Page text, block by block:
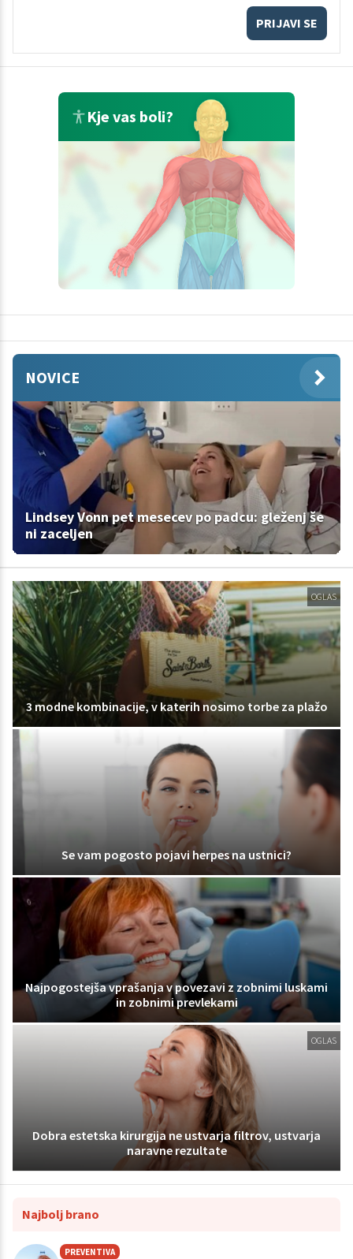
PRIJAVI SE
Kje vas boli?
NOVICE
Lindsey Vonn pet mesecev po padcu: gleženj še
ni zaceljen
OGLAS
3 modne kombinacije, v katerih nosimo torbe za plažo
Se vam pogosto pojavi herpes na ustnici?
Najpogostejša vprašanja v povezavi z zobnimi luskami
in zobnimi prevlekami
OGLAS
Dobra estetska kirurgija ne ustvarja filtrov, ustvarja
naravne rezultate
Najbolj brano
PREVENTIVA